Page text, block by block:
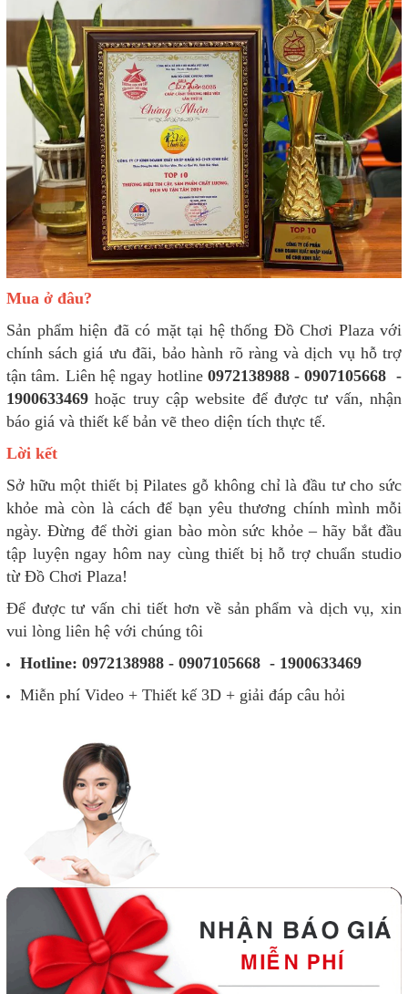
Mua ở đâu?
Sản phẩm hiện đã có mặt tại hệ thống Đồ Chơi Plaza với
chính sách giá ưu đãi, bảo hành rõ ràng và dịch vụ hỗ trợ
tận tâm. Liên hệ ngay hotline 0972138988 - 0907105668 -
1900633469 hoặc truy cập website để được tư vấn, nhận
báo giá và thiết kế bản vẽ theo diện tích thực tế.
Lời kết
Sở hữu một thiết bị Pilates gỗ không chỉ là đầu tư cho sức
khỏe mà còn là cách để bạn yêu thương chính mình mỗi
ngày. Đừng để thời gian bào mòn sức khỏe – hãy bắt đầu
tập luyện ngay hôm nay cùng thiết bị hỗ trợ chuẩn studio
từ Đồ Chơi Plaza!
Để được tư vấn chi tiết hơn về sản phẩm và dịch vụ, xin
vui lòng liên hệ với chúng tôi
Hotline: 0972138988 - 0907105668 - 1900633469
Miễn phí Video + Thiết kế 3D + giải đáp câu hỏi